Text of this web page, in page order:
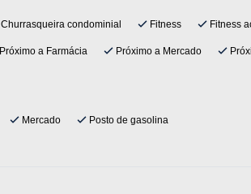
Churrasqueira condominial Fitness Fitness
Próximo a Farmácia Próximo a Mercado
Mercado Posto de gasolina